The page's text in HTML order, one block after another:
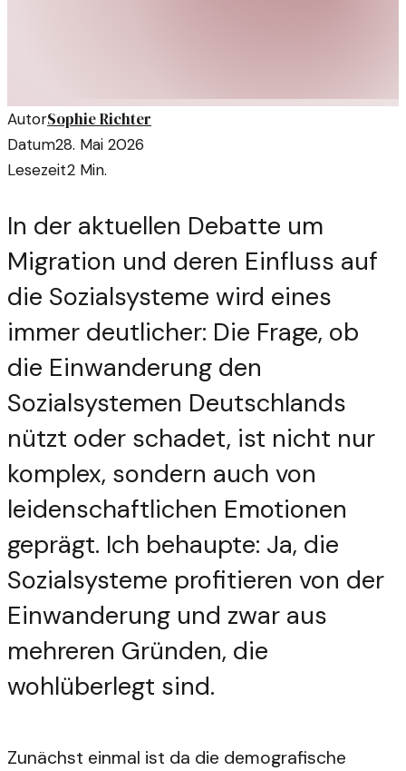
AutorSophie Richter
Datum28. Mai 2026
Lesezeit2 Min.
In der aktuellen Debatte um
Migration und deren Einfluss auf
die Sozialsysteme wird eines
immer deutlicher: Die Frage, ob
die Einwanderung den
Sozialsystemen Deutschlands
nützt oder schadet, ist nicht nur
komplex, sondern auch von
leidenschaftlichen Emotionen
geprägt. Ich behaupte: Ja, die
Sozialsysteme profitieren von der
Einwanderung und zwar aus
mehreren Gründen, die
wohlüberlegt sind.
Zunächst einmal ist da die demografische